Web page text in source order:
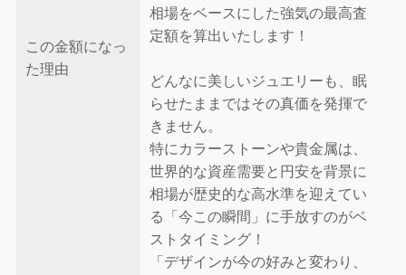
この金額になっ
た理由
相場をベースにした強気の最高査
定額を算出いたします！
どんなに美しいジュエリーも、眠
らせたままではその真価を発揮で
きません。
特にカラーストーンや貴金属は、
世界的な資産需要と円安を背景に
相場が歴史的な高水準を迎えてい
る「今この瞬間」に手放すのがベ
ストタイミング！
「デザインが今の好みと変わり、